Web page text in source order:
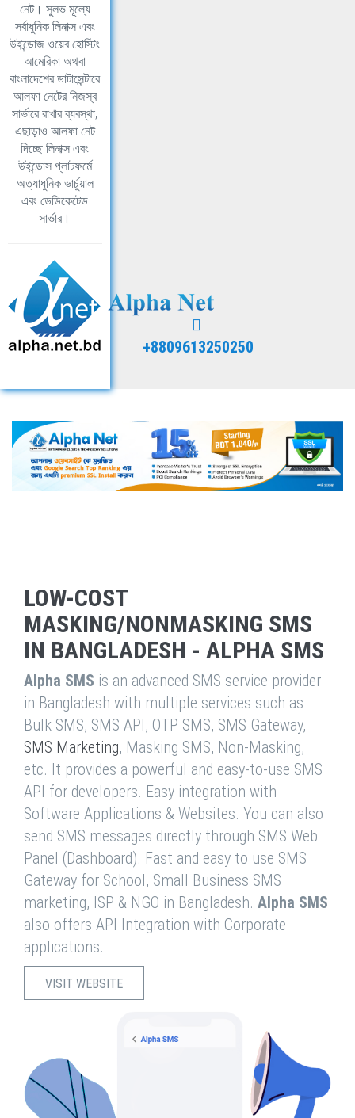
নেট। সুলভ মূল্যে
সর্বাধুনিক লিনাক্স এবং
উইন্ডোজ ওয়েব হোস্টিং
আমেরিকা অথবা
বাংলাদেশের ডাটাসেন্টারে
আলফা নেটের নিজস্ব
সার্ভারে রাখার ব্যবস্থা,
এছাড়াও আলফা নেট
দিচ্ছে লিনাক্স এবং
উইন্ডোস প্লাটফর্মে
অত্যাধুনিক ভার্চুয়াল
এবং ডেডিকেটেড
সার্ভার।
+8809613250250
LOW-COST
MASKING/NONMASKING SMS
IN BANGLADESH - ALPHA SMS
Alpha SMS is an advanced SMS service provider
in Bangladesh with multiple services such as
Bulk SMS, SMS API, OTP SMS, SMS Gateway,
SMS Marketing, Masking SMS, Non-Masking,
etc. It provides a powerful and easy-to-use SMS
API for developers. Easy integration with
Software Applications & Websites. You can also
send SMS messages directly through SMS Web
Panel (Dashboard). Fast and easy to use SMS
Gateway for School, Small Business SMS
marketing, ISP & NGO in Bangladesh. Alpha SMS
also offers API Integration with Corporate
applications.
VISIT WEBSITE